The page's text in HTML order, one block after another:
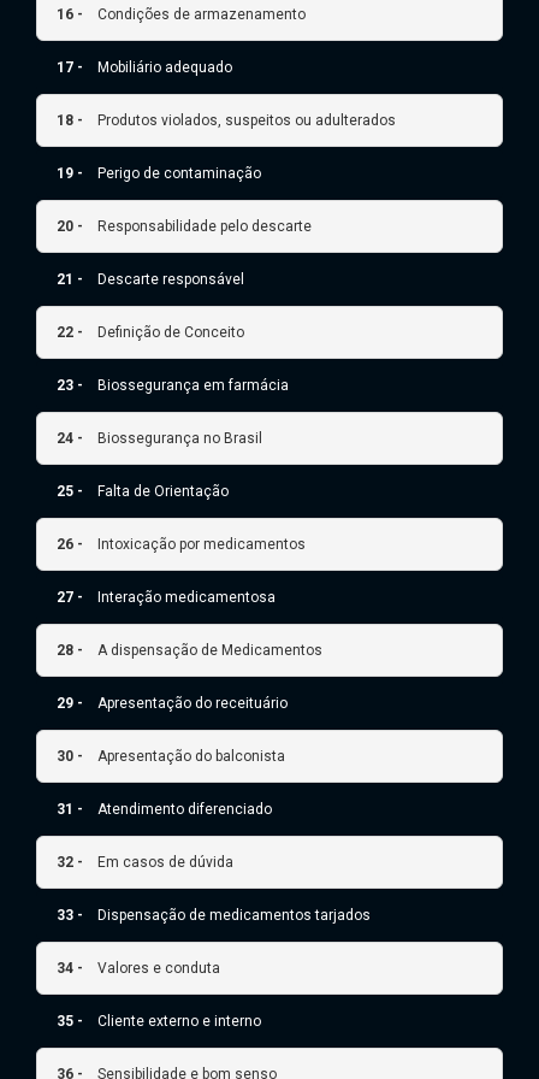
16 - Condições de armazenamento
17 - Mobiliário adequado
18 - Produtos violados, suspeitos ou adulterados
19 - Perigo de contaminação
20 - Responsabilidade pelo descarte
21 - Descarte responsável
22 - Definição de Conceito
23 - Biossegurança em farmácia
24 - Biossegurança no Brasil
25 - Falta de Orientação
26 - Intoxicação por medicamentos
27 - Interação medicamentosa
28 - A dispensação de Medicamentos
29 - Apresentação do receituário
30 - Apresentação do balconista
31 - Atendimento diferenciado
32 - Em casos de dúvida
33 - Dispensação de medicamentos tarjados
34 - Valores e conduta
35 - Cliente externo e interno
36 - Sensibilidade e bom senso